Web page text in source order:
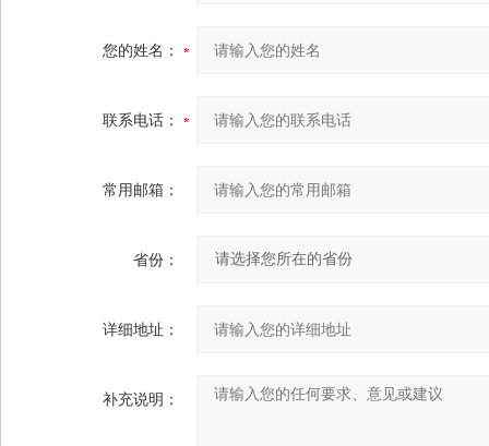
您的姓名：
联系电话：
常用邮箱：
省份：
详细地址：
补充说明：